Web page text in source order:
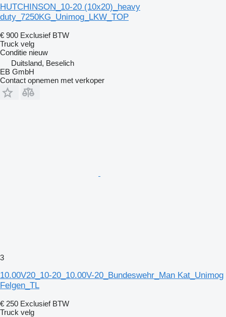
HUTCHINSON_10-20 (10x20)_heavy
duty_7250KG_Unimog_LKW_TOP
€ 900 Exclusief BTW
Truck velg
Conditie nieuw
Duitsland, Beselich
EB GmbH
Contact opnemen met verkoper
3
10.00V20_10-20_10.00V-20_Bundeswehr_Man Kat_Unimog
Felgen_TL
€ 250 Exclusief BTW
Truck velg